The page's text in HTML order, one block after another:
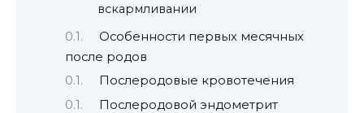
вскармливании
Особенности первых месячных
после родов
Послеродовые кровотечения
Послеродовой эндометрит